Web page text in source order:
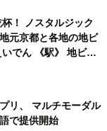
！ ノスタルジック
元京都と各地の地ビ
でん 《駅》 地ビー
ます
リ、 マルチモーダル
で提供開始